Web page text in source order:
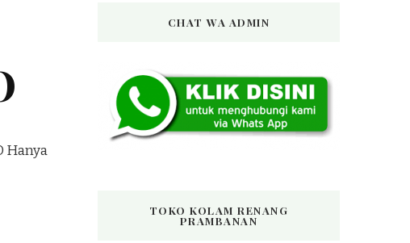
Hanya
CHAT WA ADMIN
TOKO KOLAM RENANG
PRAMBANAN